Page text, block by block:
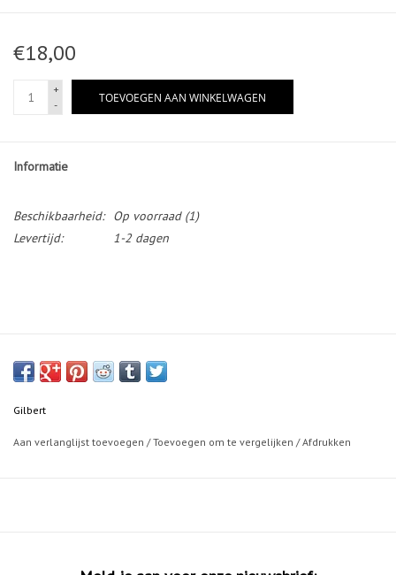
€18,00
+
-
TOEVOEGEN AAN WINKELWAGEN
Informatie
Beschikbaarheid: Op voorraad(1)
Levertijd:
1-2 dagen
Gilbert
Aan verlanglijst toevoegen /Toevoegen om te vergelijken /Afdrukken